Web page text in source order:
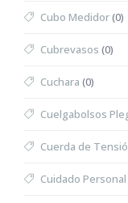
Cubo Medidor(0)
Cubrevasos (0)
Cuchara (0)
Cuelgabolsos
Cuerda de
Cuidado